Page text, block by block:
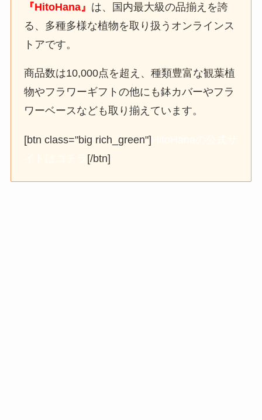
『HitoHana』 は、国内最大級の品揃えを誇
る、多種多様な植物を取り扱うオンラインス
トアです。
商品数は10,000点を超え、種類豊富な観葉植
物やフラワーギフトの他にも鉢カバーやフラ
ワーベースなども取り揃えています。
[btn class="big rich_green"]
[/btn]